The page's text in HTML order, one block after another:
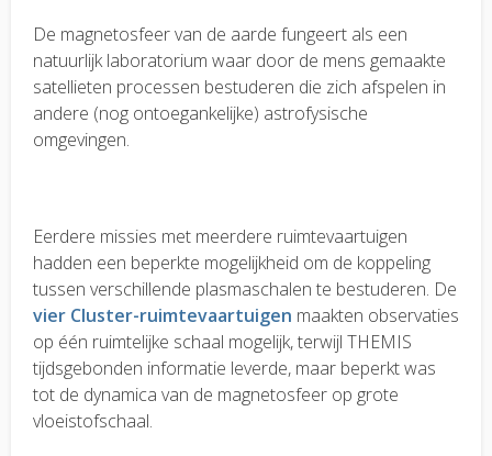
De magnetosfeer van de aarde fungeert als een
natuurlijk laboratorium waar door de mens gemaakte
satellieten processen bestuderen die zich afspelen in
andere (nog ontoegankelijke) astrofysische
omgevingen.
Eerdere missies met meerdere ruimtevaartuigen
hadden een beperkte mogelijkheid om de koppeling
tussen verschillende plasmaschalen te bestuderen. De
vier Cluster-ruimtevaartuigen maakten observaties
op één ruimtelijke schaal mogelijk, terwijl THEMIS
tijdsgebonden informatie leverde, maar beperkt was
tot de dynamica van de magnetosfeer op grote
vloeistofschaal.